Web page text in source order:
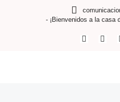
- ¡Bienvenidos a la casa